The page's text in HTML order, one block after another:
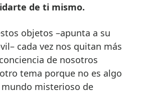
de ti mismo.
objetos –apunta a su
cada vez nos quitan más
de nosotros
tema porque no es algo
misterioso de